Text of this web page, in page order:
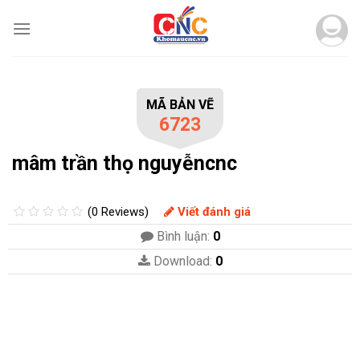
MÃ BẢN VẼ
6723
mâm trần thọ nguyễncnc
(0 Reviews) Viết đánh giá
Bình luận: 0
Download: 0